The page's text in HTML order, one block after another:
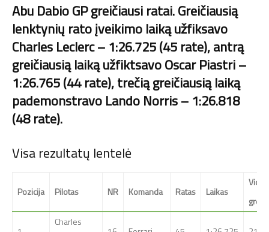
Abu Dabio GP greičiausi ratai. Greičiausią
lenktynių rato įveikimo laiką užfiksavo
Charles Leclerc – 1:26.725 (45 rate), antrą
greičiausią laiką užfiktsavo Oscar Piastri –
1:26.765 (44 rate), trečią greičiausią laiką
pademonstravo Lando Norris – 1:26.818
(48 rate).
Visa rezultatų lentelė
Pozicija Pilotas NR Komanda Ratas Laikas
Vid.
Charles